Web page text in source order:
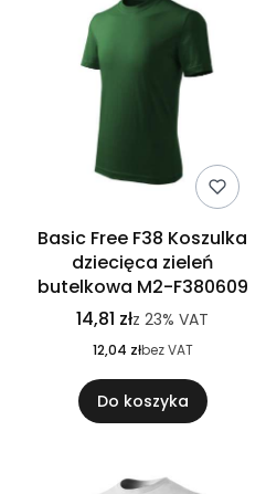
Basic Free F38 Koszulka
dziecięca zieleń
butelkowa M2-F380609
14,81 złz 23% VAT
12,04 złbez VAT
Do koszyka